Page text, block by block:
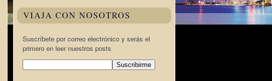
VIAJA CON NOSOTROS
Suscríbete por correo electrónico y serás el
primero en leer nuestros posts